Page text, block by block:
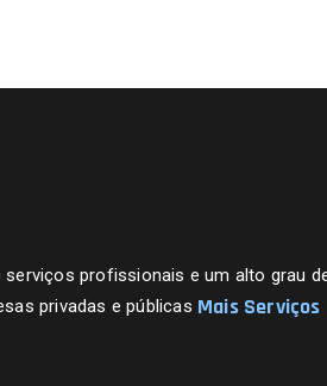
profissionais e um alto grau
privadas e públicas Mais Serviços